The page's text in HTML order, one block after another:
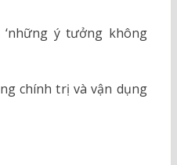
‘những ý tưởng không
chính trị và vận dụng